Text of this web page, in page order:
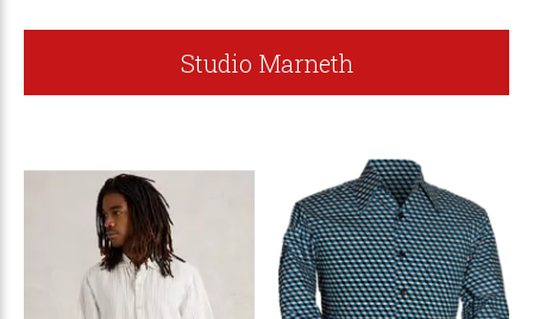
Studio Marneth